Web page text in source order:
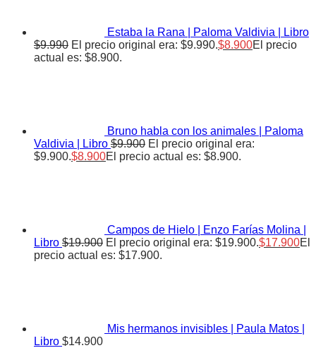
Estaba la Rana | Paloma Valdivia | Libro
$9.990 El precio original era: $9.990.$8.900El precio
actual es: $8.900.
Bruno habla con los animales | Paloma
Valdivia | Libro $9.900 El precio original era:
$9.900.$8.900El precio actual es: $8.900.
Campos de Hielo | Enzo Farías Molina |
Libro $19.900 El precio original era: $19.900.$17.900El
precio actual es: $17.900.
Mis hermanos invisibles | Paula Matos |
Libro $14.900